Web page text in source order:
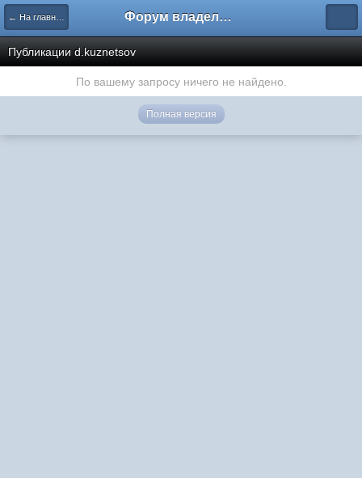
← На главную Форум владельцев интернет-магазинов
Публикации d.kuznetsov
По вашему запросу ничего не найдено.
Полная версия